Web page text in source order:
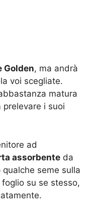
Golden, ma andrà
voi scegliate.
matura
i suoi
ad
assorbente da
seme sulla
su se stesso,